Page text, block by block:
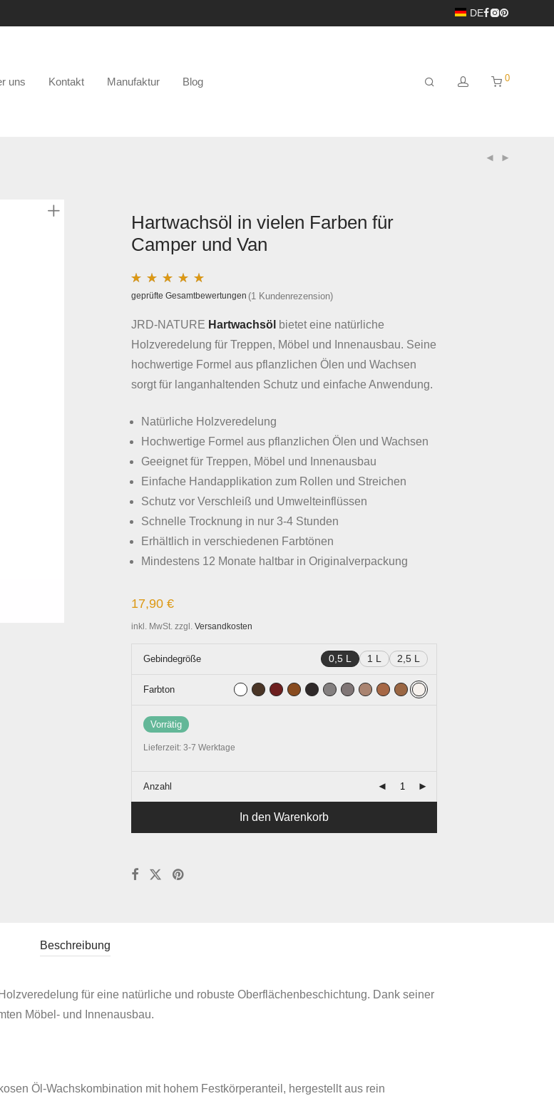
DE
uns Kontakt Manufaktur Blog 0
Hartwachsöl in vielen Farben für
Camper und Van
Bewertet mit5.00von 5, basierend aufKundenbewertung
geprüfte Gesamtbewertungen (1 Kundenrezension)
JRD-NATURE Hartwachsöl bietet eine natürliche
Holzveredelung für Treppen, Möbel und Innenausbau. Seine
hochwertige Formel aus pflanzlichen Ölen und Wachsen
sorgt für langanhaltenden Schutz und einfache Anwendung.
Natürliche Holzveredelung
Hochwertige Formel aus pflanzlichen Ölen und Wachsen
Geeignet für Treppen, Möbel und Innenausbau
Einfache Handapplikation zum Rollen und Streichen
Schutz vor Verschleiß und Umwelteinflüssen
Schnelle Trocknung in nur 3-4 Stunden
Erhältlich in verschiedenen Farbtönen
Mindestens 12 Monate haltbar in Originalverpackung
17,90 €
inkl. MwSt. zzgl. Versandkosten
Gebindegröße 0,5 L 1 L 2,5 L
Farbton
Vorrätig
Lieferzeit: 3-7 Werktage
Anzahl
In den Warenkorb
Beschreibung
für eine natürliche und robuste Oberflächenbeschichtung. Dank seiner
Möbel- und Innenausbau.
Öl-Wachskombination mit hohem Festkörperanteil, hergestellt aus rein